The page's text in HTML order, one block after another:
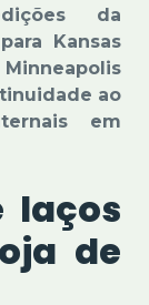
da
Kansas
ao
em
laços
de